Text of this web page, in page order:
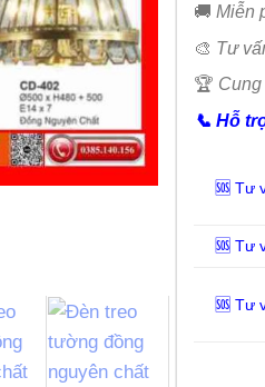
🚚 Miễn
🎨 Tư
🏆
📞 Hỗ
🆘 Tư
🆘 Tư
🆘 Tư